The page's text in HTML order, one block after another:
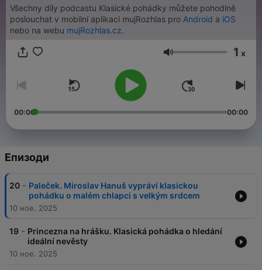
Všechny díly podcastu Klasické pohádky můžete pohodlně
poslouchat v mobilní aplikaci mujRozhlas pro Android a iOS
nebo na webu mujRozhlas.cz.
Сила на звука
1 x
00:00 00:00
Епизоди
20 - Paleček. Miroslav Hanuš vypráví klasickou
pohádku o malém chlapci s velkým srdcem
10 ное. 2025
19 - Princezna na hrášku. Klasická pohádka o hledání
ideální nevěsty
10 ное. 2025